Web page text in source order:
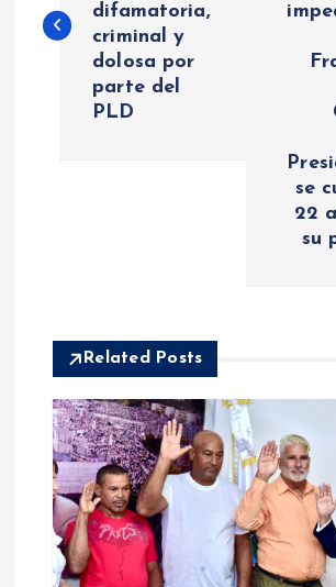
v
ó
n
d
e
e
difamatoria,
criminal y
dolosa por
parte del
PLD
se
22
su
Related Posts